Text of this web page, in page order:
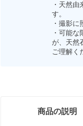
・天然
す。
・撮影に
・可能
が、天然
ご理解く
商品の説明